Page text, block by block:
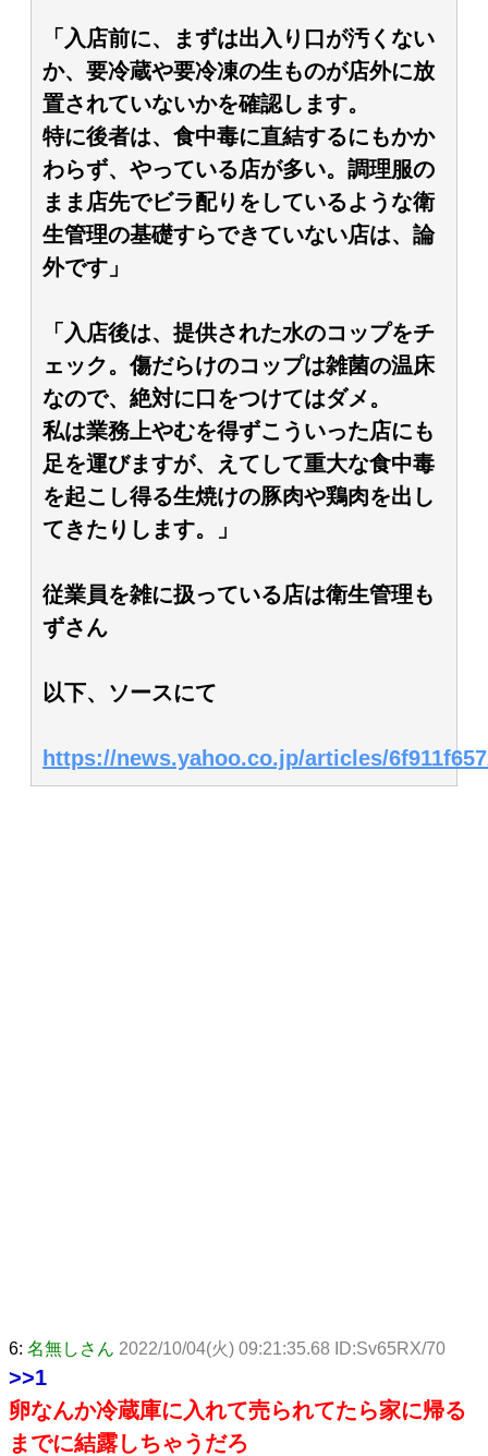
「入店前に、まずは出入り口が汚くない
か、要冷蔵や要冷凍の生ものが店外に放
置されていないかを確認します。
特に後者は、食中毒に直結するにもかか
わらず、やっている店が多い。調理服の
まま店先でビラ配りをしているような衛
生管理の基礎すらできていない店は、論
外です」
「入店後は、提供された水のコップをチ
ェック。傷だらけのコップは雑菌の温床
なので、絶対に口をつけてはダメ。
私は業務上やむを得ずこういった店にも
足を運びますが、えてして重大な食中毒
を起こし得る生焼けの豚肉や鶏肉を出し
てきたりします。」
従業員を雑に扱っている店は衛生管理も
ずさん
以下、ソースにて
https://news.yahoo.co.jp/articles/
6: 名無しさん 2022/10/04(火) 09:21:35.68 ID:Sv65RX/70
>>1
卵なんか冷蔵庫に入れて売られてたら家に帰る
までに結露しちゃうだろ